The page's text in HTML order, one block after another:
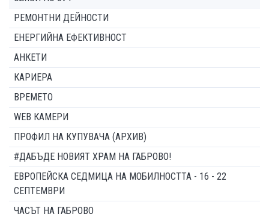
РЕМОНТНИ ДЕЙНОСТИ
ЕНЕРГИЙНА ЕФЕКТИВНОСТ
АНКЕТИ
КАРИЕРА
ВРЕМЕТО
WEB КАМЕРИ
ПРОФИЛ НА КУПУВАЧА (АРХИВ)
#ДАБЪДЕ НОВИЯТ ХРАМ НА ГАБРОВО!
ЕВРОПЕЙСКА СЕДМИЦА НА МОБИЛНОСТТА - 16 - 22
СЕПТЕМВРИ
ЧАСЪТ НА ГАБРОВО